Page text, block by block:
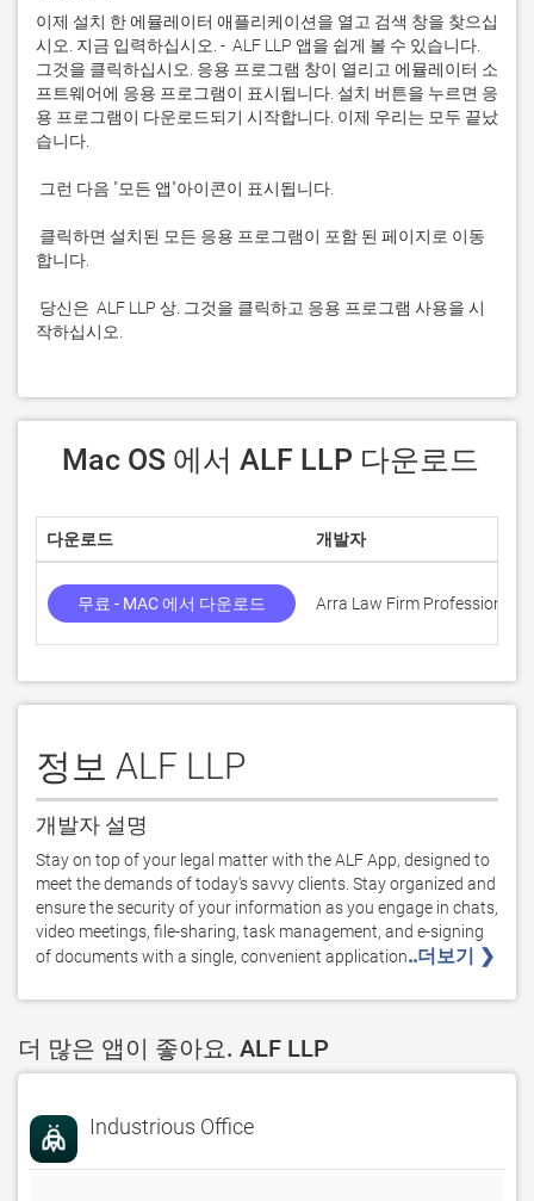
이제 설치 한 에뮬레이터 애플리케이션을 열고 검색 창을 찾으십
시오. 지금 입력하십시오. -  ALF LLP 앱을 쉽게 볼 수 있습니다.
그것을 클릭하십시오. 응용 프로그램 창이 열리고 에뮬레이터 소
프트웨어에 응용 프로그램이 표시됩니다. 설치 버튼을 누르면 응
용 프로그램이 다운로드되기 시작합니다. 이제 우리는 모두 끝났
작하십시오.
Mac OS 에서 ALF LLP 다운로드
다운로드 개발자
무료 - MAC 에서 다운로드 Arra Law Firm Professional
정보 ALF LLP
개발자 설명
Stay on top of your legal matter with the ALF App, designed to
meet the demands of today's savvy clients. Stay organized and
ensure the security of your information as you engage in chats,
video meetings, file-sharing, task management, and e-signing
of documents with a single, convenient application
더 많은 앱이 좋아요. ALF LLP
Industrious Office